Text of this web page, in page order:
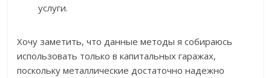
услуги.
Хочу заметить, что данные методы я собираюсь
использовать только в капитальных гаражах,
поскольку металлические достаточно надежно